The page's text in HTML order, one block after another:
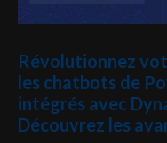
Révolutionnez
les chatbots de
intégrés avec
Découvrez les